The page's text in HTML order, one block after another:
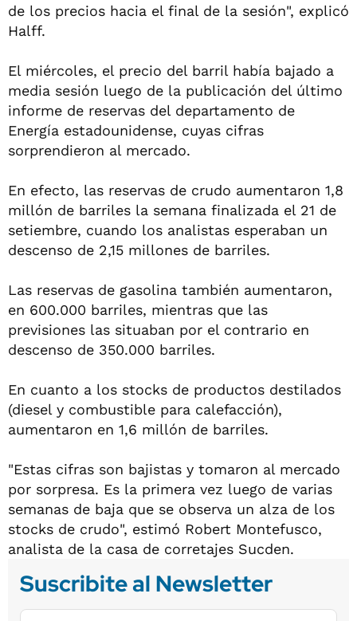
de los precios hacia el final de la sesión", explicó
Halff.
El miércoles, el precio del barril había bajado a
media sesión luego de la publicación del último
informe de reservas del departamento de
Energía estadounidense, cuyas cifras
sorprendieron al mercado.
En efecto, las reservas de crudo aumentaron 1,8
millón de barriles la semana finalizada el 21 de
setiembre, cuando los analistas esperaban un
descenso de 2,15 millones de barriles.
Las reservas de gasolina también aumentaron,
en 600.000 barriles, mientras que las
previsiones las situaban por el contrario en
descenso de 350.000 barriles.
En cuanto a los stocks de productos destilados
(diesel y combustible para calefacción),
aumentaron en 1,6 millón de barriles.
"Estas cifras son bajistas y tomaron al mercado
por sorpresa. Es la primera vez luego de varias
semanas de baja que se observa un alza de los
stocks de crudo", estimó Robert Montefusco,
analista de la casa de corretajes Sucden.
Suscribite al Newsletter